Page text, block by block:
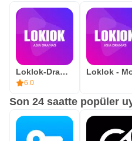
Loklok-Dramas&Movies&Chat
6.0
Son 24 saatte popüler